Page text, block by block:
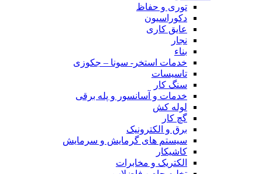
توری و حفاظ
دکوراسیون
عایق کاری
نجار
بناء
خدمات استخر- سونا – جکوزی
تاسیسات
سنگ کار
خدمات و آسانسور و پله برقی
لوله کش
گچ کار
برق و الکترونیک
سیستم های گرمایش و سرمایش
کاشیکار
الکتریک و مخابرات